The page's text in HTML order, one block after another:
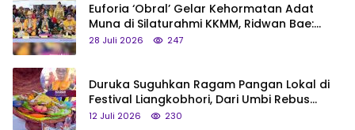
Euforia ‘Obral’ Gelar Kehormatan Adat
Muna di Silaturahmi KKMM, Ridwan Bae:
Saya Bukan Tipe Begitu, Belum Pantas!
28 Juli 2026 247
Duruka Suguhkan Ragam Pangan Lokal di
Festival Liangkobhori, Dari Umbi Rebus
hingga Tumpeng Beras Muna
12 Juli 2026 230